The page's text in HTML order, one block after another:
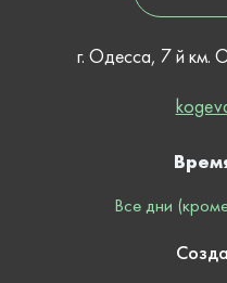
г. Одесса, 7 й км.
Все дни